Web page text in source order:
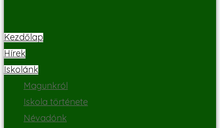
Kezdőlap
Hírek
Iskolánk
Magunkról
Iskola története
Névadónk